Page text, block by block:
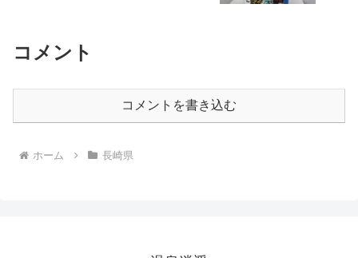
コメント
コメントを書き込む
ホーム 長崎県